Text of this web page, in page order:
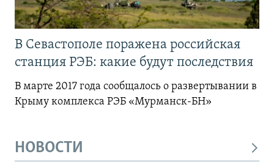
В Севастополе поражена российская
станция РЭБ: какие будут последствия
В марте 2017 года сообщалось о развертывании в
Крыму комплекса РЭБ «Мурманск-БН»
НОВОСТИ